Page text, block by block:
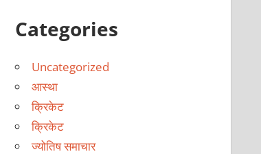
Categories
Uncategorized
आस्था
क्रिकेट
क्रिकेट
ज्योतिष समाचार